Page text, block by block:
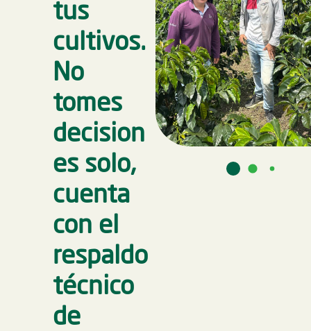
tus
cultivos.
No
tomes
decision
es solo,
cuenta
con el
respaldo
técnico
de